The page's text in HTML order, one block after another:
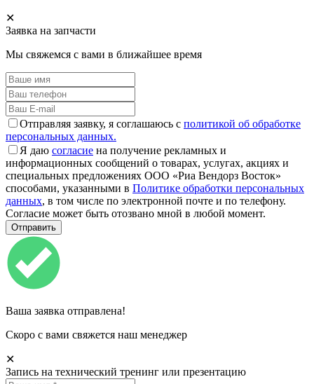
✕
Заявка на запчасти
Мы свяжемся с вами в ближайшее время
Отправляя заявку, я соглашаюсь с политикой об обработке
персональных данных.
Я даю согласие на получение рекламных и
информационных сообщений о товарах, услугах, акциях и
специальных предложениях ООО «Риа Вендорз Восток»
способами, указанными в Политике обработки персональных
данных, в том числе по электронной почте и по телефону.
Согласие может быть отозвано мной в любой момент.
Ваша заявка отправлена!
Скоро с вами свяжется наш менеджер
✕
Запись на технический тренинг или презентацию